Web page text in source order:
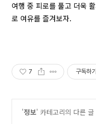
여행 중 피로를 풀고 더욱
로 여유를 즐겨보자.
7 구독하기
'정보' 카테고리의 다른 글